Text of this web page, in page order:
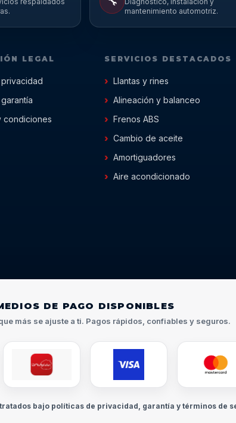
mantenimiento automotriz.
LEGAL
condiciones
SERVICIOS DESTACADOS
Llantas y rines
Alineación y balanceo
Frenos ABS
Cambio de aceite
Amortiguadores
Aire acondicionado
DE PAGO DISPONIBLES
más se ajuste a ti. Pagos rápidos, confiables y seguros.
tratados bajo políticas de privacidad, garantía y términos de